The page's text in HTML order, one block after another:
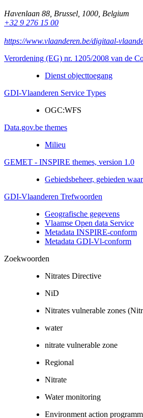
Havenlaan 88 Brussel 1000 Belgium
+32 9 276 15 00
https://www.vlaanderen.be/digitaal-
Verordening (EG) nr. 1205/2008 van de
Dienst objecttoegang
GDI-Vlaanderen Service Types
OGC:WFS
Data.gov.be themes
Milieu
GEMET - INSPIRE themes, version 1.0
Gebiedsbeheer, gebieden
GDI-Vlaanderen Trefwoorden
Geografische gegevens
Vlaamse Open data Service
Metadata INSPIRE-conform
Metadata GDI-Vl-conform
Zoekwoorden
Nitrates Directive
NiD
Nitrates vulnerable zones
water
nitrate vulnerable zone
Regional
Nitrate
Water monitoring
Environment action